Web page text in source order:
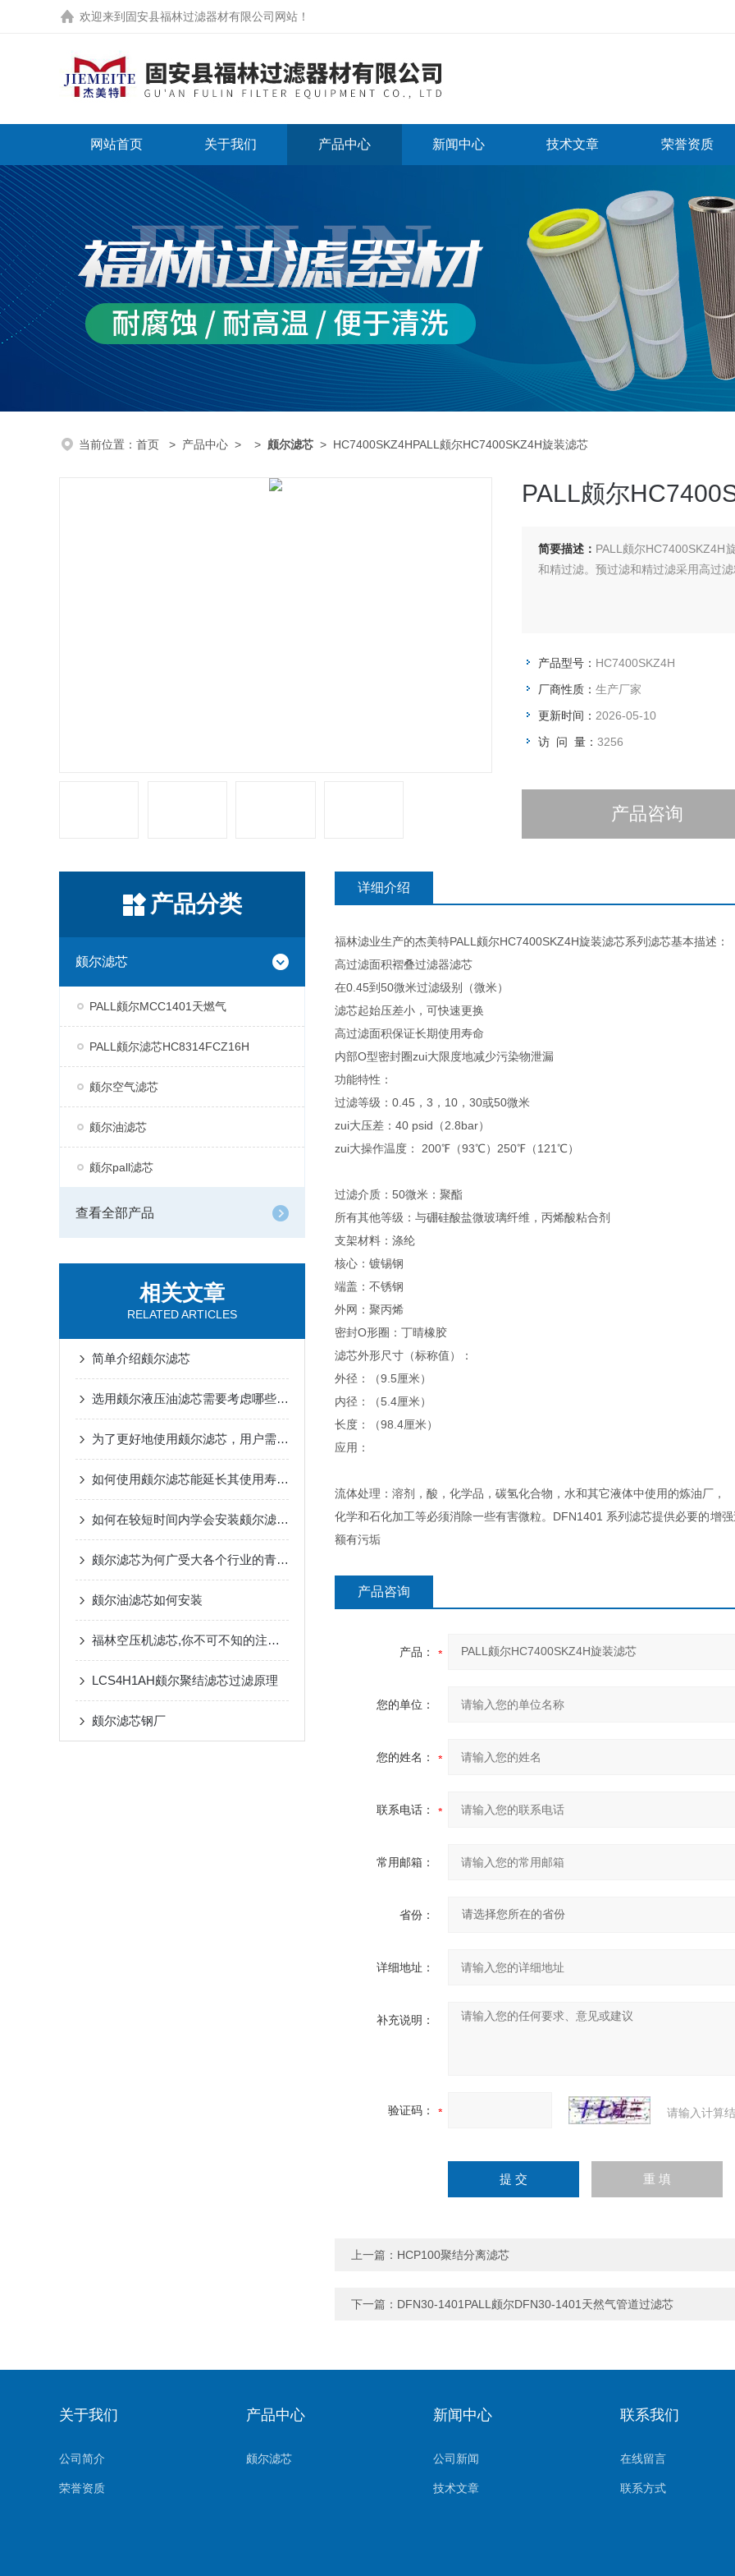
欢迎来到 固安县福林过滤器材有限公司网站 ！
网站首页 关于我们 产品中心 新闻中心 技术文章 荣誉资质
当前位置： 首页 > 产品中心 > > 颇尔滤芯 > HC7400SKZ4HPALL颇尔HC7400SKZ4H旋装滤芯
PALL颇尔
简要描述： PALL颇尔HC7400SKZ4H
和精过滤。预过滤和精过滤采用高过
产品型号： HC7400SKZ4H
厂商性质： 生产厂家
更新时间： 2026-05-10
访 问 量： 3256
产品咨询
产品分类
颇尔滤芯
PALL颇尔MCC1401天燃气
PALL颇尔滤芯HC8314FCZ16H
颇尔空气滤芯
颇尔油滤芯
颇尔pall滤芯
查看全部产品
相关文章
RELATED ARTICLES
简单介绍颇尔滤芯
选用颇尔液压油滤芯需要考虑哪些问题？
为了更好地使用颇尔滤芯，用户需掌握这些知识
如何使用颇尔滤芯能延长其使用寿命？
如何在较短时间内学会安装颇尔滤芯？
颇尔滤芯为何广受大各个行业的青睐？
颇尔油滤芯如何安装
福林空压机滤芯,你不可不知的注意事项
LCS4H1AH颇尔聚结滤芯过滤原理
颇尔滤芯钢厂
详细介绍
福林滤业生产的杰美特PALL颇尔HC7400SKZ4H旋装滤芯系列滤芯基本描述：
高过滤面积褶叠过滤器滤芯
在0.45到50微米过滤级别（微米）
滤芯起始压差小，可快速更换
高过滤面积保证长期使用寿命
内部O型密封圈zui大限度地减少污染物泄漏
功能特性：
过滤等级：0.45，3，10，30或50微米
zui大压差：40 psid（2.8bar）
zui大操作温度： 200℉（93℃）250℉（121℃）
过滤介质：50微米：聚酯
所有其他等级：与硼硅酸盐微玻璃纤维，丙烯酸粘合剂
支架材料：涤纶
核心：镀锡钢
端盖：不锈钢
外网：聚丙烯
密封O形圈：丁晴橡胶
滤芯外形尺寸（标称值）：
外径：（9.5厘米）
内径：（5.4厘米）
长度：（98.4厘米）
应用：
流体处理：溶剂，酸，化学品，碳氢化合物，水和其它液体中使用的炼油厂，
化学和石化加工等必须消除一些有害微粒。DFN1401 系列滤芯提供必要的增
额有污垢
产品咨询
产品：
您的单位：
您的姓名：
联系电话：
常用邮箱：
省份：
详细地址：
补充说明：
验证码： 请输入计算
上一篇： HCP100聚结分离滤芯
下一篇： DFN30-1401PALL颇尔DFN30-1401天然气管道过滤芯
关于我们
公司简介
荣誉资质
产品中心
颇尔滤芯
新闻中心
公司新闻
技术文章
联系我们
在线留言
联系方式